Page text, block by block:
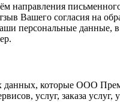
направления
Вашего согласия на
персональные данные,
данных, которые ООО
услуг, заказа услуг,